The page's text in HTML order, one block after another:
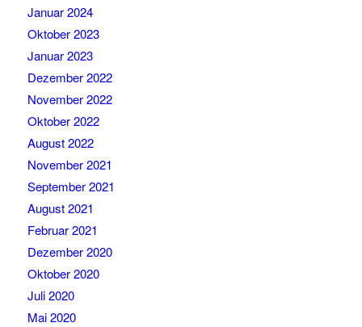
Januar 2024
Oktober 2023
Januar 2023
Dezember 2022
November 2022
Oktober 2022
August 2022
November 2021
September 2021
August 2021
Februar 2021
Dezember 2020
Oktober 2020
Juli 2020
Mai 2020